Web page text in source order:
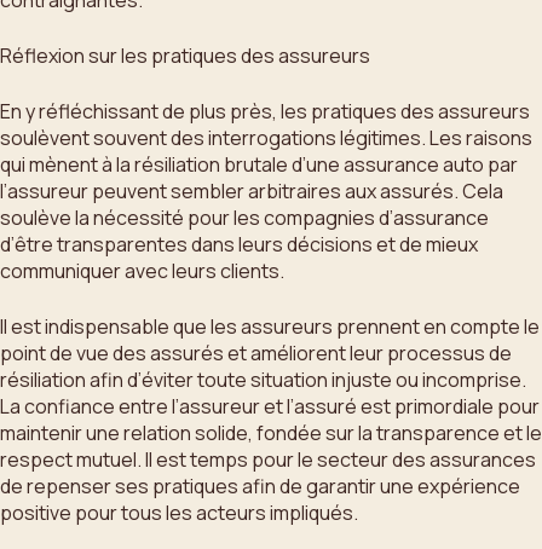
Réflexion sur les pratiques des assureurs
En y réfléchissant de plus près, les pratiques des assureurs
soulèvent souvent des interrogations légitimes. Les raisons
qui mènent à la résiliation brutale d’une assurance auto par
l’assureur peuvent sembler arbitraires aux assurés. Cela
soulève la nécessité pour les compagnies d’assurance
d’être transparentes dans leurs décisions et de mieux
communiquer avec leurs clients.
Il est indispensable que les assureurs prennent en compte le
point de vue des assurés et améliorent leur processus de
résiliation afin d’éviter toute situation injuste ou incomprise.
La confiance entre l’assureur et l’assuré est primordiale pour
maintenir une relation solide, fondée sur la transparence et le
respect mutuel. Il est temps pour le secteur des assurances
de repenser ses pratiques afin de garantir une expérience
positive pour tous les acteurs impliqués.